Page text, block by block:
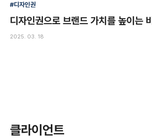
#디자인권
디자인권으로 브랜드 가치를 높이는
2025. 03. 18
클라이언트